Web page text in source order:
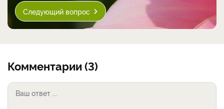
Следующий вопрос
Комментарии (3)